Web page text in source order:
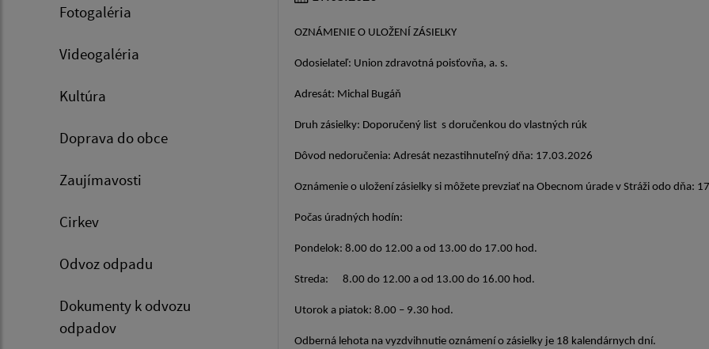
Fotogaléria
Videogaléria
Kultúra
Doprava do obce
Zaujímavosti
Cirkev
Odvoz odpadu
Dokumenty k odvozu
odpadov
OZNÁMENIE O ULOŽENÍ ZÁSIELKY
Odosielateľ: Union zdravotná poisťovňa, a. s.
Adresát: Michal Bugáň
Druh zásielky: Doporučený list s doručenkou do vlastných rúk
Dôvod nedoručenia: Adresát nezastihnuteľný dňa: 17.03.2026
Oznámenie o uložení zásielky si môžete prevziať na Obecnom úrade
Počas úradných hodín:
Pondelok: 8.00 do 12.00 a od 13.00 do 17.00 hod.
Streda: 8.00 do 12.00 a od 13.00 do 16.00 hod.
Utorok a piatok: 8.00 – 9.30 hod.
Odberná lehota na vyzdvihnutie oznámení o zásielky je 18 kalendárnych dní.